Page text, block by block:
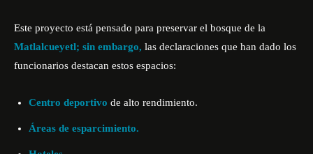
Este proyecto está pensado para preservar el bosque de la
Matlalcueyetl; sin embargo, las declaraciones que han dado los
funcionarios destacan estos espacios:
Centro deportivo de alto rendimiento.
Áreas de esparcimiento.